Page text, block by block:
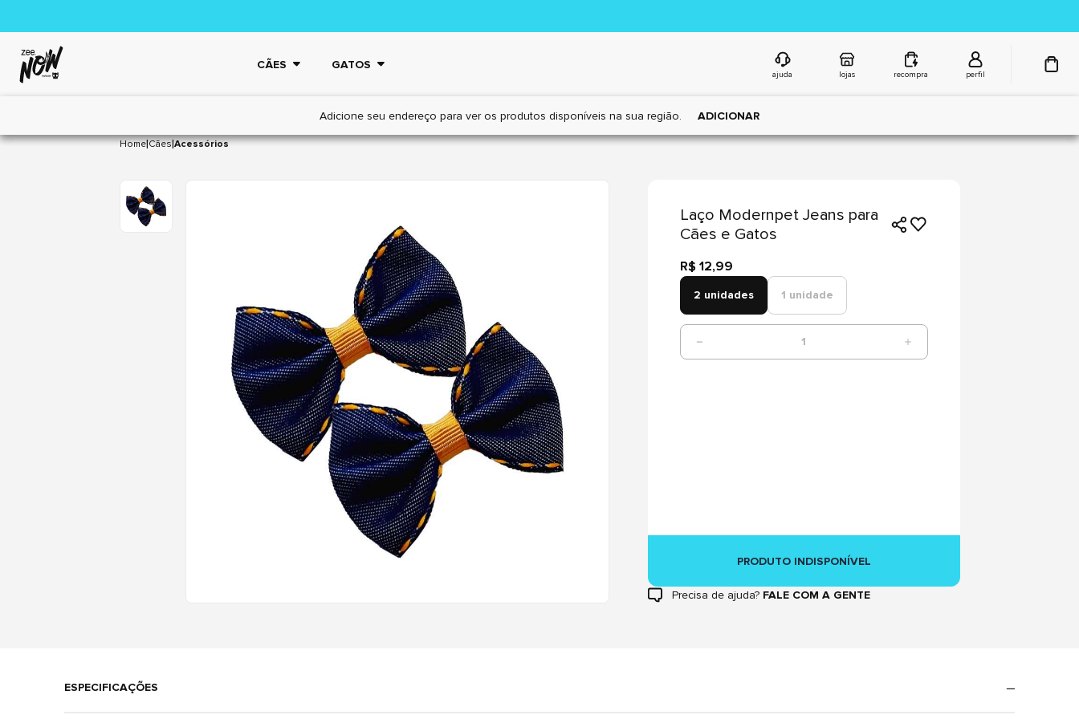
CÃES GATOS
ajuda lojas recompra perfil
Adicione seu endereço para ver os produtos disponíveis na sua região. ADICIONAR
Home|Cães|Acessórios
Laço Modernpet Jeans para
Cães e Gatos
R$ 12,99
2 unidades 1 unidade
1
PRODUTO INDISPONÍVEL
Precisa de ajuda? FALE COM A GENTE
ESPECIFICAÇÕES